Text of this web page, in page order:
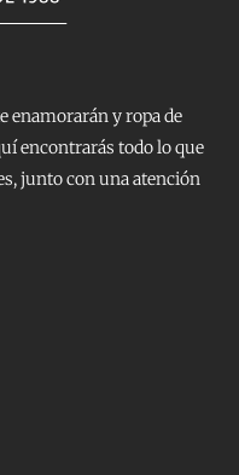
enamorarán y ropa de
encontrarás todo lo que
junto con una atención